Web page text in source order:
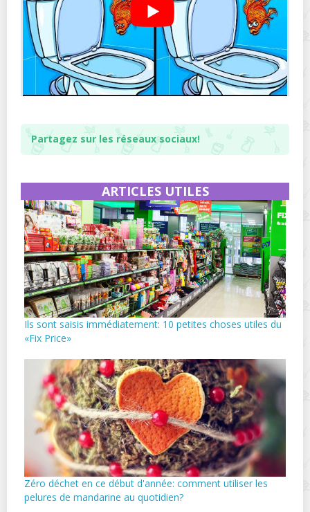
Partagez sur les réseaux sociaux!
ARTICLES UTILES
Ils sont saisis immédiatement: 10 petites choses utiles du
«Fix Price»
Zéro déchet en ce début d'année: comment utiliser les
pelures de mandarine au quotidien?